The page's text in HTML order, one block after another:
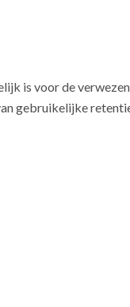
is voor de
gebruikelijke